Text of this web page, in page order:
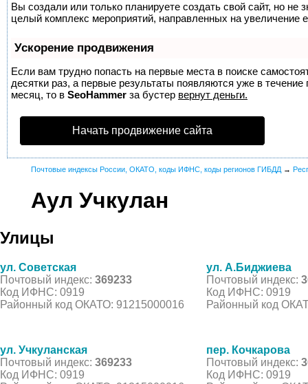
Вы создали или только планируете создать свой сайт, но не
целый комплекс мероприятий, направленных на увеличение
Ускорение продвижения
Если вам трудно попасть на первые места в поиске
десятки раз, а первые результаты появляются уже в
месяц, то в SeoHammer за бустер вернут деньги.
Начать продвижение сайта
Почтовые индексы России, ОКАТО, коды ИФНС, коды регионов ГИБДД →
Аул Учкулан
Улицы
ул. Советская
Почтовый индекс: 369233
Код ИФНС: 0919
Районный код ОКАТО: 91215000016
ул. А.Биджиева
Почтовый индекс:
Код ИФНС: 0919
Районный код
ул. Учкуланская
Почтовый индекс: 369233
Код ИФНС: 0919
пер. Кочкарова
Почтовый индекс:
Код ИФНС: 0919